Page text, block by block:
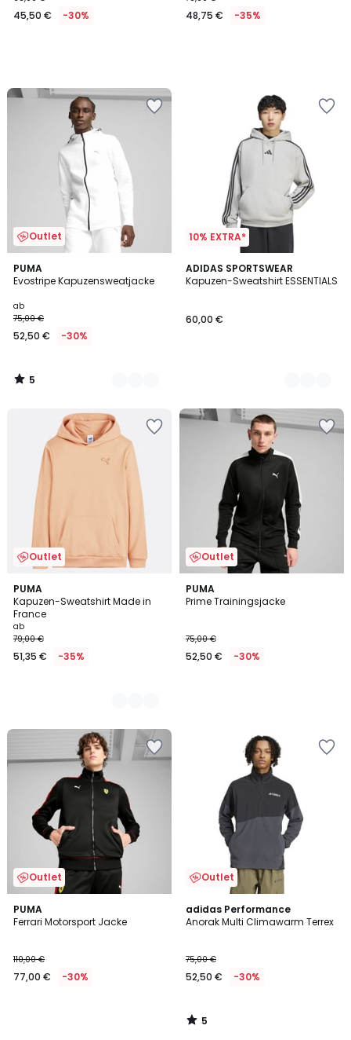
45,50 € -30% 48,75 € -35%
Outlet
PUMA
Evostripe Kapuzensweatjacke
ab
75,00 €
52,50 € -30%
5
/
2
Farben
5
/
10% EXTRA*
ADIDAS SPORTSWEAR
Kapuzen-Sweatshirt ESSENTIALS
60,00 €
2
Farben
Outlet
PUMA
Kapuzen-Sweatshirt Made in
France
ab
79,00 €
51,35 € -35%
2
Farben
Outlet
PUMA
Prime Trainingsjacke
75,00 €
52,50 € -30%
Outlet
PUMA
Ferrari Motorsport Jacke
110,00 €
77,00 € -30%
Outlet
adidas Performance
Anorak Multi Climawarm Terrex
75,00 €
52,50 € -30%
5
/
5
/